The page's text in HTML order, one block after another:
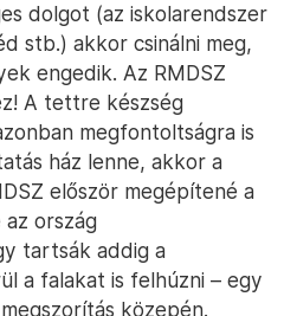
dolgot (az iskolarendszer
stb.) akkor csinálni meg,
engedik. Az RMDSZ
A tettre készség
megfontoltságra is
ház lenne, akkor a
először megépítené a
ország
tartsák addig a
a falakat is felhúzni – egy
közepén.